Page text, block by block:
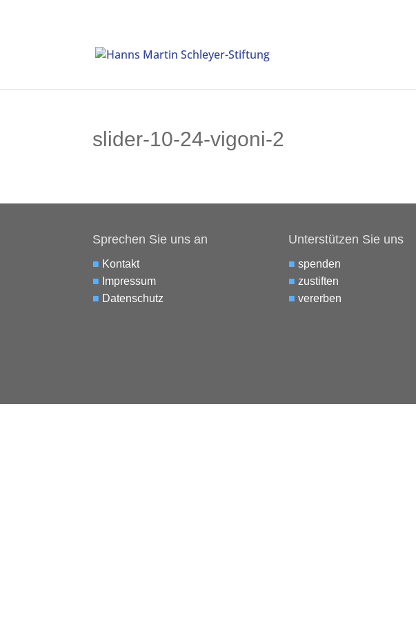
slider-10-24-vigoni-2
Sprechen Sie uns an
■ Kontakt
■ Impressum
■ Datenschutz
Unterstützen Sie uns
■ spenden
■ zustiften
■ vererben